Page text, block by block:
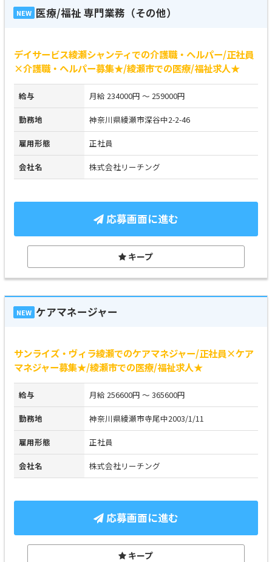
NEW 医療/福祉 専門業務（その他）
デイサービス綾瀬シャンティでの介護職・ヘルパー/正社員
×介護職・ヘルパー募集★/綾瀬市での医療/福祉求人★
給与 月給 234000円 ～ 259000円
勤務地 神奈川県綾瀬市深谷中2-2-46
雇用形態 正社員
会社名 株式会社リーチング
応募画面に進む
キープ
NEW ケアマネージャー
サンライズ・ヴィラ綾瀬でのケアマネジャー/正社員×ケア
マネジャー募集★/綾瀬市での医療/福祉求人★
給与 月給 256600円 ～ 365600円
勤務地 神奈川県綾瀬市寺尾中2003/1/11
雇用形態 正社員
会社名 株式会社リーチング
応募画面に進む
キープ